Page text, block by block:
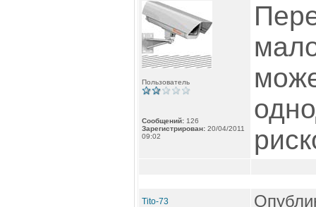
Пользователь
Сообщений: 126
Зарегистрирован: 20/04/2011
09:02
Tito-73